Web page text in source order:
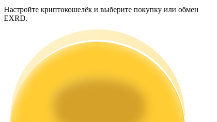
Настройте криптокошелёк и выберите покупку или обмен
EXRD.